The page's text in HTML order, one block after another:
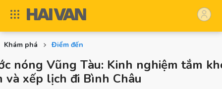
Khám phá Điểm đến
nóng Vũng Tàu: Kinh nghiệm tắm
và xếp lịch đi Bình Châu